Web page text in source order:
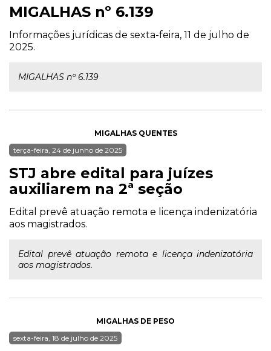
MIGALHAS nº 6.139
Informações jurídicas de sexta-feira, 11 de julho de
2025.
MIGALHAS nº 6.139
MIGALHAS QUENTES
terça-feira, 24 de junho de 2025
STJ abre edital para juízes
auxiliarem na 2ª seção
Edital prevê atuação remota e licença indenizatória
aos magistrados.
Edital prevê atuação remota e licença indenizatória
aos magistrados.
MIGALHAS DE PESO
sexta-feira, 18 de julho de 2025